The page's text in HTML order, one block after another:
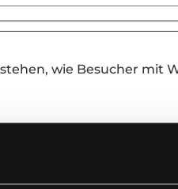
wie Besucher